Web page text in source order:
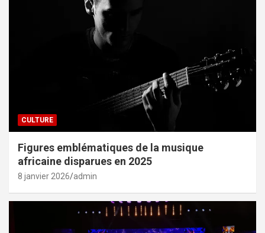
CULTURE
Figures emblématiques de la musique
africaine disparues en 2025
8 janvier 2026 admin